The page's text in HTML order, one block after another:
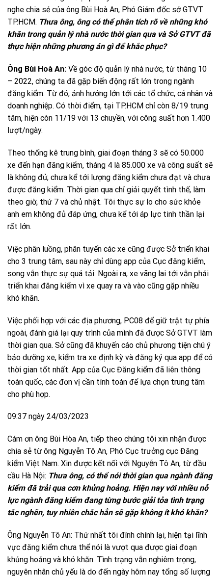
nghe chia sẻ của ông Bùi Hoà An, Phó Giám đốc sở GTVT
TP.HCM. Thưa ông, ông có thể phân tích rõ về những khó
khăn trong quản lý nhà nước thời gian qua và Sở GTVT đã
thực hiện những phương án gì để khắc phục?
Ông Bùi Hoà An: Về góc độ quản lý nhà nước, từ tháng 10
– 2022, chúng ta đã gặp biến động rất lớn trong ngành
đăng kiểm. Từ đó, ảnh hưởng lớn tới các tổ chức, cá nhân và
doanh nghiệp. Có thời điểm, tại TP.HCM chỉ còn 8/19 trung
tâm, hiện còn 11/19 với 13 chuyền, với công suất hơn 1.400
lượt/ngày.
Theo thống kê trung bình, giai đoạn tháng 3 sẽ có 50.000
xe đến hạn đăng kiểm, tháng 4 là 85.000 xe và công suất sẽ
là không đủ; chưa kể tới lượng đăng kiểm chưa đạt và chưa
được đăng kiểm. Thời gian qua chỉ giải quyết tình thế, làm
theo giờ, thứ 7 và chủ nhật. Tôi thực sự lo cho sức khỏe
anh em không đủ đáp ứng, chưa kể tới áp lực tinh thần lại
rất lớn.
Việc phân luồng, phân tuyến các xe cũng được Sở triển khai
cho 3 trung tâm, sau này chỉ dùng app của Cục đăng kiểm,
song vẫn thực sự quá tải. Ngoài ra, xe vãng lai tới vẫn phải
triển khai đăng kiểm vì xe quay ra và vào cũng gặp nhiều
khó khăn.
Việc phối hợp với các địa phương, PC08 để giữ trật tự phía
ngoài, đánh giá lại quy trình của mình đã được Sở GTVT làm
thời gian qua. Sở cũng đã khuyến cáo chủ phương tiện chú ý
bảo dưỡng xe, kiểm tra xe định kỳ và đăng ký qua app để có
thời gian tốt nhất. App của Cục Đăng kiểm đã liên thông
toàn quốc, các đơn vị cần tính toán để lựa chọn trung tâm
cho phù hợp.
09:37 ngày 24/03/2023
Cám ơn ông Bùi Hòa An, tiếp theo chúng tôi xin nhận được
chia sẻ từ ông Nguyễn Tô An, Phó Cục trưởng cục Đăng
kiểm Việt Nam. Xin được kết nối với Nguyễn Tô An, từ đầu
cầu Hà Nội: Thưa ông, có thể nói thời gian qua ngành đăng
kiểm đã trải qua cơn khủng hoảng. Hiện nay với nhiều nỗ
lực ngành đăng kiểm đang từng bước giải tỏa tình trạng
tắc nghẽn, tuy nhiên chắc hẳn sẽ gặp không ít khó khăn?
Ông Nguyễn Tô An: Thứ nhất tôi đính chính lại, hiện tại lĩnh
vực đăng kiểm chưa thể nói là vượt qua được giai đoạn
khủng hoảng và khó khăn. Tình trạng vẫn nghiêm trọng,
nguyên nhân chủ yếu là do đến ngày hôm nay tổng số lượng